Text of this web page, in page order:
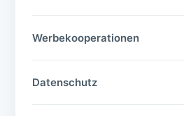
Werbekooperationen
Datenschutz